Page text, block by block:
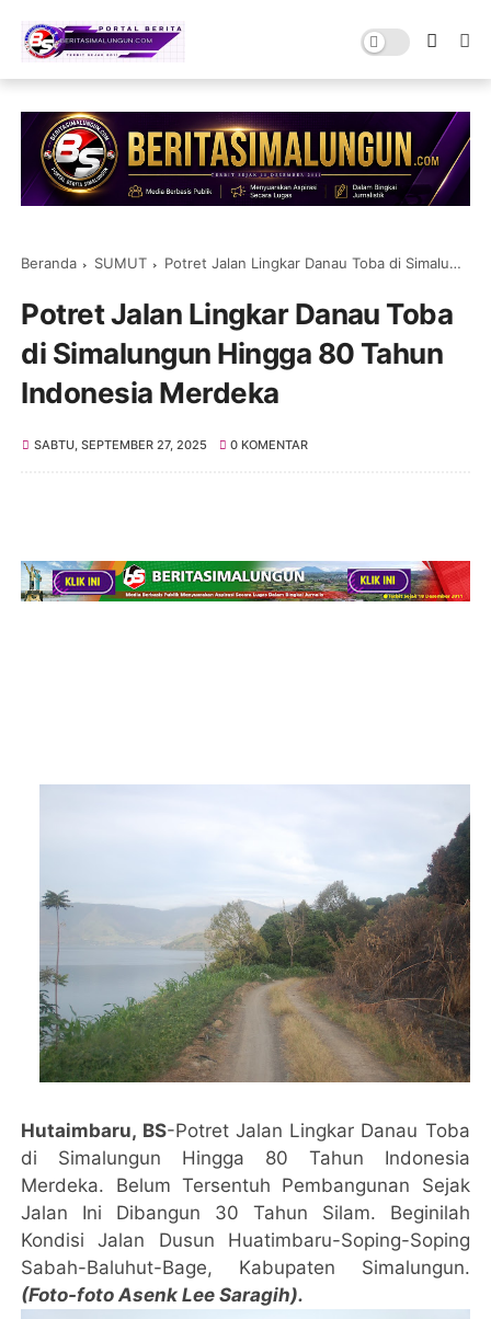
Beranda SUMUT Potret Jalan Lingkar Danau Toba di Simalungun Hingga 80 Tahun Indonesia Merdeka
Potret Jalan Lingkar Danau Toba
di Simalungun Hingga 80 Tahun
Indonesia Merdeka
SABTU, SEPTEMBER 27, 2025 0 KOMENTAR
Hutaimbaru, BS-Potret Jalan Lingkar Danau Toba
di Simalungun Hingga 80 Tahun Indonesia
Merdeka. Belum Tersentuh Pembangunan Sejak
Jalan Ini Dibangun 30 Tahun Silam. Beginilah
Kondisi Jalan Dusun Huatimbaru-Soping-Soping
Sabah-Baluhut-Bage, Kabupaten Simalungun.
(Foto-foto Asenk Lee Saragih).